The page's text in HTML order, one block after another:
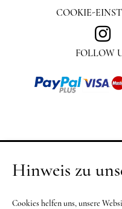
FOLLOW
COOKIE-
Hinweis zu
Cookies helfen uns, unsere